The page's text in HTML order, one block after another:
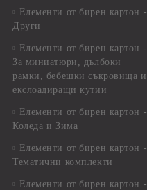
Елементи от бирен картон -
Други
Елементи от бирен картон -
За миниатюри, дълбоки
рамки, бебешки съкровища и
екслоадиращи кутии
Елементи от бирен картон -
Коледа и Зима
Елементи от бирен картон -
Тематични комплекти
Елементи от бирен картон -